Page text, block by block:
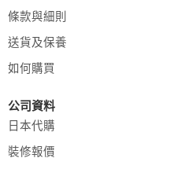
條款與細則
送貨及保養
如何購買
公司資料
日本代購
裝修報價